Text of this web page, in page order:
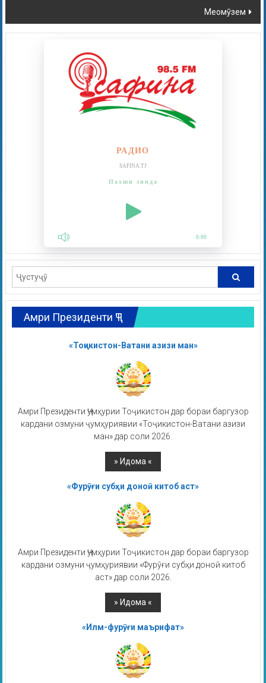
Меомӯзем
РАДИО
SAFINA.TJ
Пахши зинда
0:00
Амри Президенти ҶТ
«Тоҷикистон-Ватани азизи ман»
Амри Президенти Ҷумҳурии Тоҷикистон дар бораи баргузор
кардани озмуни ҷумҳуриявии «Тоҷикистон-Ватани азизи
ман» дар соли 2026.
«Фурӯғи субҳи доноӣ китоб аст»
Амри Президенти Ҷумҳурии Тоҷикистон дар бораи баргузор
кардани озмуни ҷумҳуриявии «Фурӯғи субҳи доноӣ китоб
аст» дар соли 2026.
«Илм-фурӯғи маърифат»